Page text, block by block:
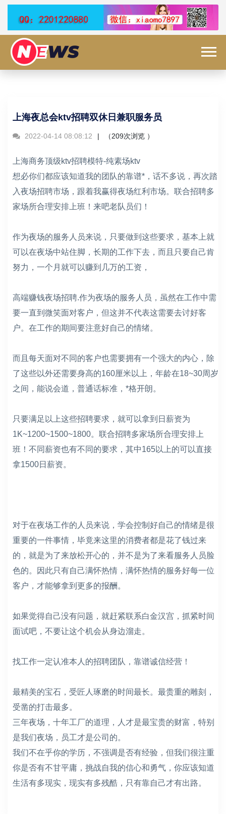
上海夜总会ktv招聘双休日兼职服务员
2022-04-14 08:08:12 （209次浏览 ）
上海商务顶级ktv招聘模特-纯素场ktv
想必你们都应该知道我的团队的靠谱*，话不多说，再次踏
入夜场招聘市场，跟着我赢得夜场红利市场。联合招聘多
家场所合理安排上班！来吧老队员们！
作为夜场的服务人员来说，只要做到这些要求，基本上就
可以在夜场中站住脚，长期的工作下去，而且只要自己肯
努力，一个月就可以赚到几万的工资，
高端赚钱夜场招聘.作为夜场的服务人员，虽然在工作中需
要一直到微笑面对客户，但这并不代表这需要去讨好客
户。在工作的期间要注意好自己的情绪。
而且每天面对不同的客户也需要拥有一个强大的内心，除
了这些以外还需要身高的160厘米以上，年龄在18~30周岁
之间，能说会道，普通话标准，*格开朗。
只要满足以上这些招聘要求，就可以拿到日薪资为
1K~1200~1500~1800。联合招聘多家场所合理安排上
班！不同薪资也有不同的要求，其中165以上的可以直接
拿1500日薪资。
对于在夜场工作的人员来说，学会控制好自己的情绪是很
重要的一件事情，毕竟来这里的消费者都是花了钱过来
的，就是为了来放松开心的，并不是为了来看服务人员脸
色的。因此只有自己满怀热情，满怀热情的服务好每一位
客户，才能够拿到更多的报酬。
如果觉得自己没有问题，就赶紧联系白金汉宫，抓紧时间
面试吧，不要让这个机会从身边溜走。
找工作一定认准本人的招聘团队，靠谱诚信经营！
最精美的宝石，受匠人琢磨的时间最长。最贵重的雕刻，
受凿的打击最多。
三年夜场，十年工厂的道理，人才是最宝贵的财富，特别
是我们夜场，员工才是公司的。
我们不在乎你的学历，不强调是否有经验，但我们很注重
你是否有不甘平庸，挑战自我的信心和勇气，你应该知道
生活有多现实，现实有多残酷，只有靠自己才有出路。